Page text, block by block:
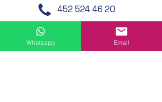
452 524 46 20
Whatsapp Email